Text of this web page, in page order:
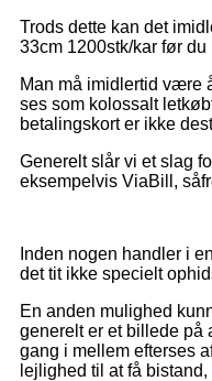
Trods dette kan det
33cm 1200stk/kar før
Man må imidlertid være
ses som kolossalt
betalingskort er ikke
Generelt slår vi et slag
eksempelvis ViaBill,
Inden nogen handler i
det tit ikke specielt
En anden mulighed
generelt er et billede på
gang i mellem efterses
lejlighed til at få